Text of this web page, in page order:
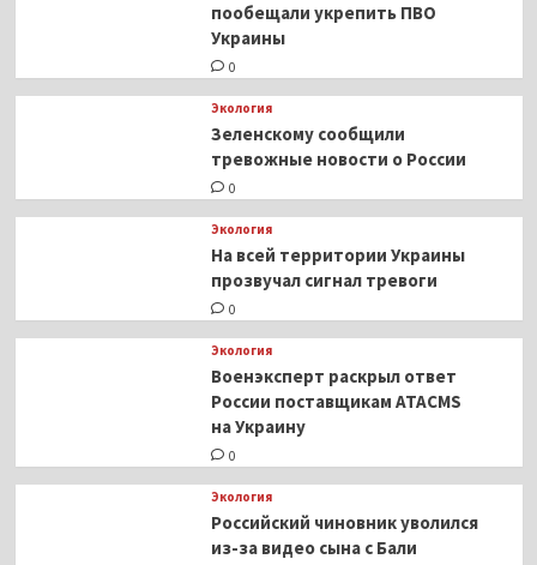
пообещали укрепить ПВО
Украины
0
Экология
Зеленскому сообщили
тревожные новости о России
0
Экология
На всей территории Украины
прозвучал сигнал тревоги
0
Экология
Военэксперт раскрыл ответ
России поставщикам ATACMS
на Украину
0
Экология
Российский чиновник уволился
из-за видео сына с Бали